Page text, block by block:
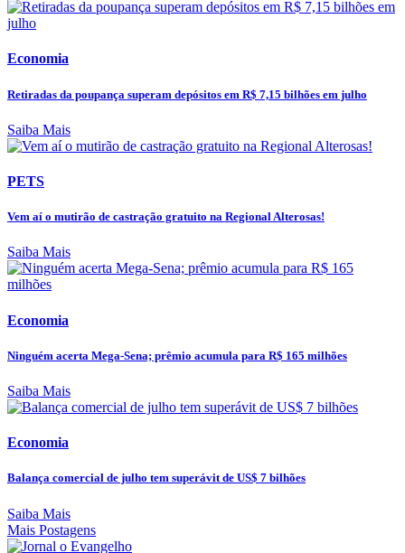
Economia
Retiradas da poupança superam depósitos em R$ 7,15 bilhões em julho
Saiba Mais
PETS
Vem aí o mutirão de castração gratuito na Regional Alterosas!
Saiba Mais
Economia
Ninguém acerta Mega-Sena; prêmio acumula para R$ 165 milhões
Saiba Mais
Economia
Balança comercial de julho tem superávit de US$ 7 bilhões
Saiba Mais
Mais Postagens